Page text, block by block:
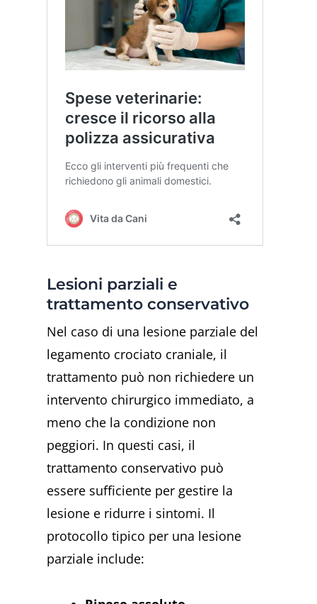
Lesioni parziali e
trattamento conservativo
Nel caso di una lesione parziale del
legamento crociato craniale, il
trattamento può non richiedere un
intervento chirurgico immediato, a
meno che la condizione non
peggiori. In questi casi, il
trattamento conservativo può
essere sufficiente per gestire la
lesione e ridurre i sintomi. Il
protocollo tipico per una lesione
parziale include: